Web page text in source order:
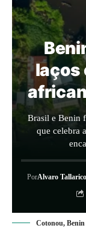
laços
Brasil e Benin
que celebra
PorAlvaro Tallarico
Cotonou, Benin